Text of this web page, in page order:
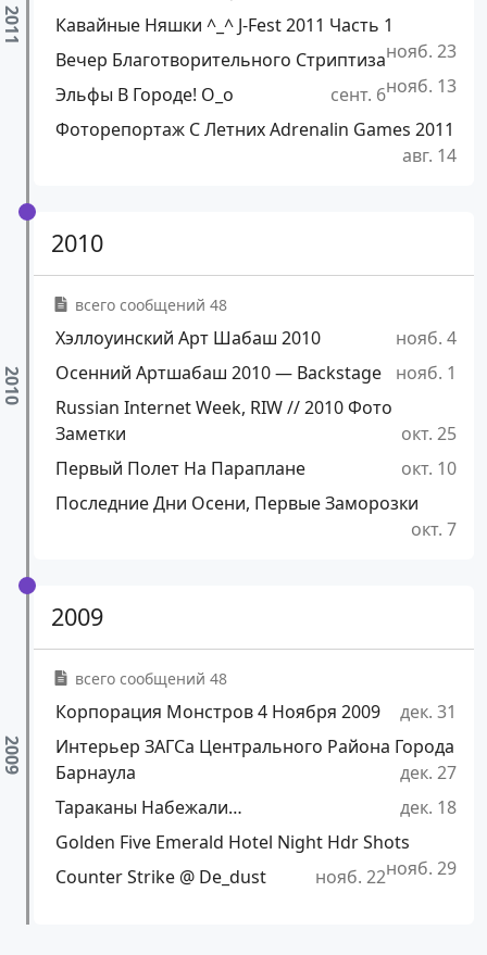
Кавайные Няшки ^_^ J-Fest 2011 Часть 1
нояб. 23
Вечер Благотворительного Стриптиза
нояб. 13
Эльфы В Городе! О_о
сент. 6
Фоторепортаж С Летних Adrenalin Games 2011
авг. 14
2010
всего сообщений 48
Хэллоуинский Арт Шабаш 2010
нояб. 4
Осенний Артшабаш 2010 — Backstage
нояб. 1
Russian Internet Week, RIW // 2010 Фото
Заметки
окт. 25
Первый Полет На Параплане
окт. 10
Последние Дни Осени, Первые Заморозки
окт. 7
2009
всего сообщений 48
Корпорация Монстров 4 Ноября 2009
дек. 31
Интерьер ЗАГСа Центрального Района Города
Барнаула
дек. 27
Тараканы Набежали…
дек. 18
Golden Five Emerald Hotel Night Hdr Shots
нояб. 29
Counter Strike @ De_dust нояб. 22